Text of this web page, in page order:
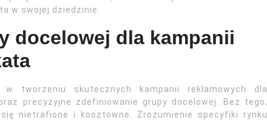
w swojej dziedzinie.
docelowej dla kampanii
tworzeniu skutecznych kampanii reklamowych dla
precyzyjne zdefiniowanie grupy docelowej. Bez tego,
nietrafione i kosztowne. Zrozumienie specyfiki rynku